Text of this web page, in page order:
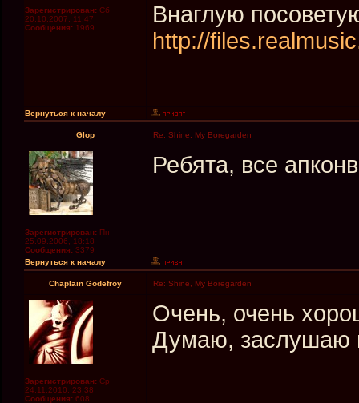
Зарегистрирован: Сб
20.10.2007, 11:47
Сообщения: 1969
Внаглую
http://
Вернуться к началу
Glop Re: Shine, My Boregarden
Зарегистрирован: Пн
25.09.2006, 18:18
Сообщения: 3379
Ребята, все
Вернуться к началу
Chaplain Godefroy Re: Shine, My Boregarden
Зарегистрирован: Ср
24.11.2010, 23:38
Сообщения: 608
Очень, очень
Думаю, заслушаю